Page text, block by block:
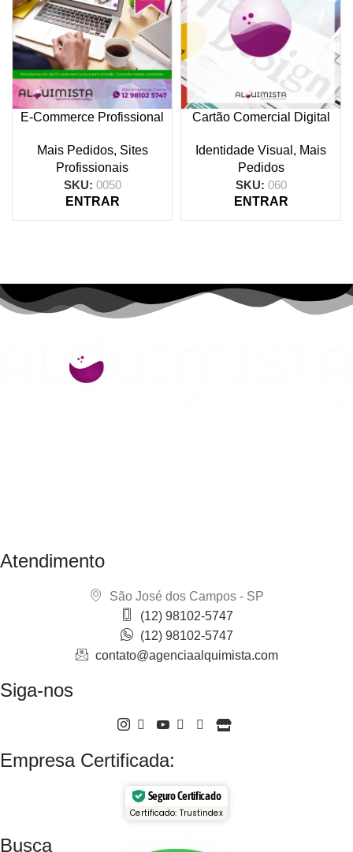
E-Commerce Profissional
Mais Pedidos, Sites
Profissionais
SKU: 0050
ENTRAR
Cartão Comercial Digital
Identidade Visual , Mais
Pedidos
SKU: 060
ENTRAR
Atendimento
São José dos Campos - SP
(12) 98102-5747
(12) 98102-5747
contato@agenciaalquimista.com
Siga-nos
Empresa Certificada:
Seguro Certificado
Certificado: Trustindex
Busca